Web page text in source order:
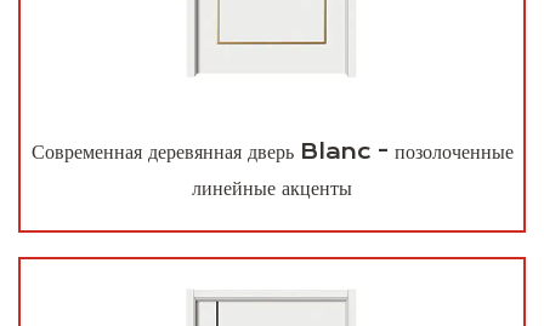
Современная деревянная дверь Blanc - позолоченные
линейные акценты